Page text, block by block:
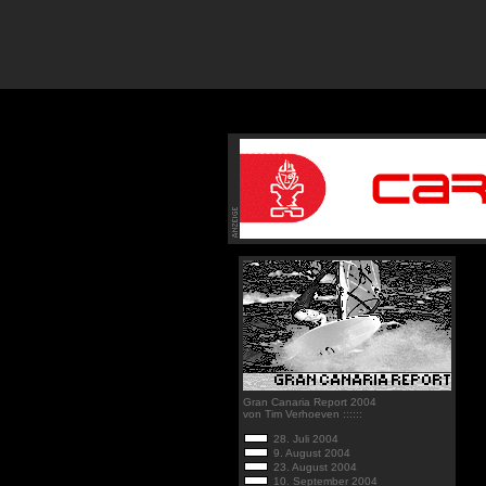
Gran Canaria Report 2004
von Tim Verhoeven ::::::
28. Juli 2004
9. August 2004
23. August 2004
10. September 2004